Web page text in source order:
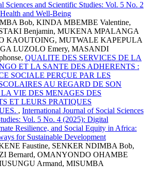
Sciences and Scientific Studies: Vol. 5 No. 2
and Well-Being
Bob, KINDA MBEMBE Valentine,
Benjamin, MUKENA MPALANGA
KAOUTOING, MUTWALE KAPEPULA
LUZOLO Emery, MASANDI
QUALITE DES SERVICES DE LA
ET LA SANTE DES ADHERENTS :
SOCIALE PERÇUE PAR LES
AU REGARD DE SON
VIE DES MENAGES DES
ET LEURS PRATIQUES
, International Journal of Social Sciences
Vol. 5 No. 4 (2025): Digital
Resilience, and Social Equity in Africa:
for Sustainable Development
Faustine, SENKER NDIMBA Bob,
Bernard, OMANYONDO OHAMBE
Armand, MISUMBA